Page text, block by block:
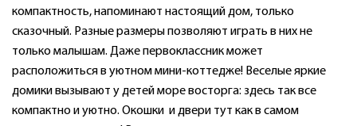
компактность, напоминают настоящий дом, только
сказочный. Разные размеры позволяют играть в них не
только малышам. Даже первоклассник может
расположиться в уютном мини-коттедже! Веселые яркие
домики вызывают у детей море восторга: здесь так все
компактно и уютно. Окошки и двери тут как в самом